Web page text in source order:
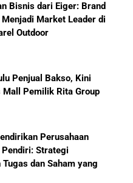
Lengkap untuk Pemula
Branding dan
dari Karyawan ke
Kaget & Keuangan
dari Nol: Panduan
Bisnis dari Eiger: Brand
Menjadi Market Leader di
Outdoor
Penjual Bakso, Kini
Mall Pemilik Rita Group
Perusahaan
Strategi
dan Saham yang